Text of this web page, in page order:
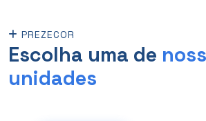
PREZECOR
Escolha uma de
unidades